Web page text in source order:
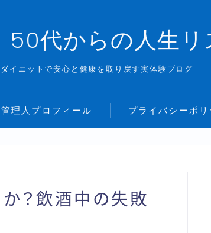
50代からの人生
イエットで安心と健康を取り戻す実体験ブログ
管理人プロフィール プライバシーポリ
か？飲酒中の失敗